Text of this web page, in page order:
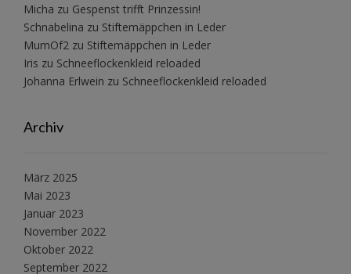
Micha zu Gespenst trifft Prinzessin!
Schnabelina zu Stiftemäppchen in Leder
MumOf2 zu Stiftemäppchen in Leder
Iris zu Schneeflockenkleid reloaded
Johanna Erlwein zu Schneeflockenkleid reloaded
Archiv
März 2025
Mai 2023
Januar 2023
November 2022
Oktober 2022
September 2022